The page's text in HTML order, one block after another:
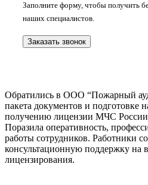
Заполните форму, чтобы получить
наших специалистов.
Заказать звонок
Обратились в ООО “Пожарный
пакета документов и подготовке
получению лицензии МЧС
Поразила оперативность,
работы сотрудников. Работники
консультационную поддержку на
лицензирования.